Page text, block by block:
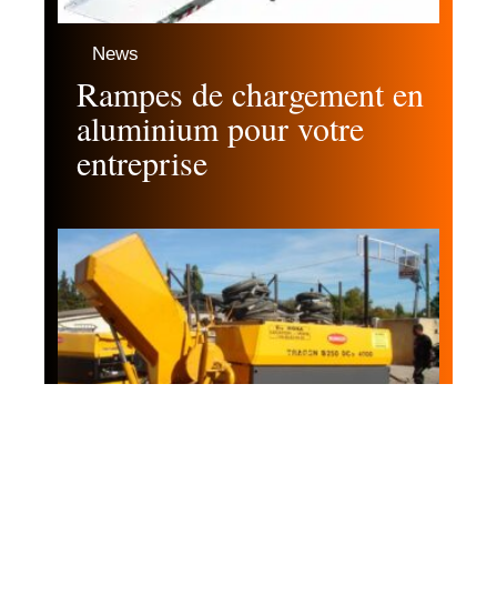
News
Rampes de chargement en
aluminium pour votre
entreprise